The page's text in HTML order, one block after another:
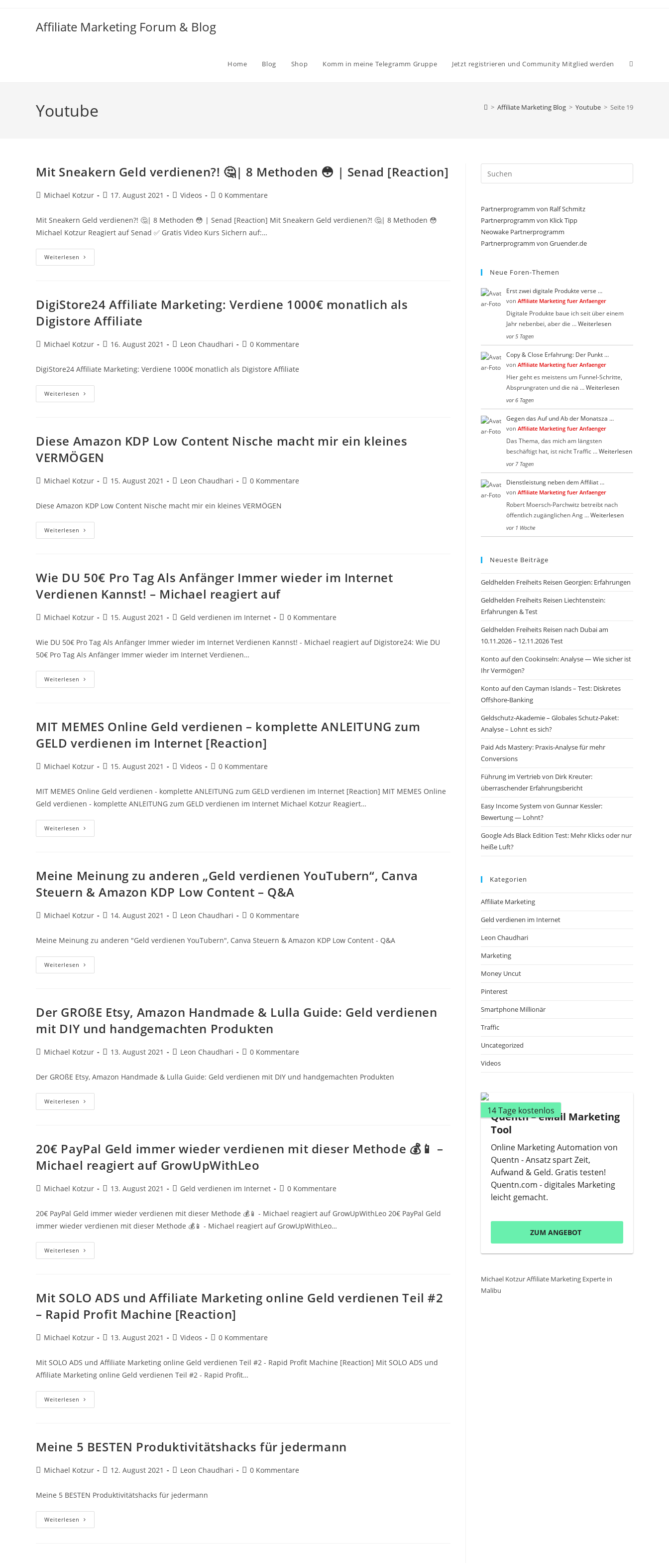
Affiliate Marketing Forum & Blog
Home Blog Shop Komm in meine Telegramm Gruppe Jetzt registrieren und Community Mitglied werden Website-
Youtube > Affiliate Marketing Blog > Youtube > Seite 19
Mit Sneakern Geld verdienen?! 🤔| 8 Methoden 😳 | Senad [Reaction]
Beitrags-
Michael Kotzur
Beitrag
17. August 2021
Beitrags-
Videos
Beitrags-
0 Kommentare
Mit Sneakern Geld verdienen?! 🤔| 8 Methoden 😳 | Senad [Reaction] Mit Sneakern Geld verdienen?! 🤔| 8 Methoden 😳
Michael Kotzur Reagiert auf Senad ✅ Gratis Video Kurs Sichern auf:…
Weiterlesen Mit
Sneakern
Methoden
😳
Senad
[Reaction]
DigiStore24 Affiliate Marketing: Verdiene 1000€ monatlich als
Digistore Affiliate
Beitrags-
Michael Kotzur
Beitrag
16. August 2021
Beitrags-
Leon Chaudhari
Beitrags-
0 Kommentare
DigiStore24 Affiliate Marketing: Verdiene 1000€ monatlich als Digistore Affiliate
Weiterlesen DigiStore24
Affiliate
Digistore
Diese Amazon KDP Low Content Nische macht mir ein kleines
VERMÖGEN
Beitrags-
Michael Kotzur
Beitrag
15. August 2021
Beitrags-
Leon Chaudhari
Beitrags-
0 Kommentare
Diese Amazon KDP Low Content Nische macht mir ein kleines VERMÖGEN
Weiterlesen Diese
Amazon
Macht
Mir
Kleines
VERMÖGEN
Wie DU 50€ Pro Tag Als Anfänger Immer wieder im Internet
Verdienen Kannst! – Michael reagiert auf
Beitrags-
Michael Kotzur
Beitrag
15. August 2021
Beitrags-
Geld verdienen im Internet
Beitrags-
0 Kommentare
Wie DU 50€ Pro Tag Als Anfänger Immer wieder im Internet Verdienen Kannst! - Michael reagiert auf Digistore24: Wie DU
50€ Pro Tag Als Anfänger Immer wieder im Internet Verdienen…
Weiterlesen Wie
DU
Anfänger
Immer
Im
Internet
Kannst!
–
Auf
MIT MEMES Online Geld verdienen – komplette ANLEITUNG zum
GELD verdienen im Internet [Reaction]
Beitrags-
Michael Kotzur
Beitrag
15. August 2021
Beitrags-
Videos
Beitrags-
0 Kommentare
MIT MEMES Online Geld verdienen - komplette ANLEITUNG zum GELD verdienen im Internet [Reaction] MIT MEMES Online
Geld verdienen - komplette ANLEITUNG zum GELD verdienen im Internet Michael Kotzur Reagiert…
Weiterlesen MIT
MEMES
Komplette
ANLEITUNG
GELD
Verdienen
Internet
[Reaction]
Meine Meinung zu anderen „Geld verdienen YouTubern“, Canva
Steuern & Amazon KDP Low Content – Q&A
Beitrags-
Michael Kotzur
Beitrag
14. August 2021
Beitrags-
Leon Chaudhari
Beitrags-
0 Kommentare
Meine Meinung zu anderen "Geld verdienen YouTubern", Canva Steuern & Amazon KDP Low Content - Q&A
Weiterlesen Meine
Meinung
YouTubern“,
Canva
&
Amazon
Low
Content
Der GROßE Etsy, Amazon Handmade & Lulla Guide: Geld verdienen
mit DIY und handgemachten Produkten
Beitrags-
Michael Kotzur
Beitrag
13. August 2021
Beitrags-
Leon Chaudhari
Beitrags-
0 Kommentare
Der GROßE Etsy, Amazon Handmade & Lulla Guide: Geld verdienen mit DIY und handgemachten Produkten
Weiterlesen Der
GROßE
Lulla
Guide:
Geld
Verdienen
Mit
Und
Handgemachten
20€ PayPal Geld immer wieder verdienen mit dieser Methode 💰📱 –
Michael reagiert auf GrowUpWithLeo
Beitrags-
Michael Kotzur
Beitrag
13. August 2021
Beitrags-
Geld verdienen im Internet
Beitrags-
0 Kommentare
20€ PayPal Geld immer wieder verdienen mit dieser Methode 💰📱 - Michael reagiert auf GrowUpWithLeo 20€ PayPal Geld
immer wieder verdienen mit dieser Methode 💰📱 - Michael reagiert auf GrowUpWithLeo…
Weiterlesen 20€
PayPal
Mit
Dieser
💰
📱
Michael
Reagiert
Mit SOLO ADS und Affiliate Marketing online Geld verdienen Teil #2
– Rapid Profit Machine [Reaction]
Beitrags-
Michael Kotzur
Beitrag
13. August 2021
Beitrags-
Videos
Beitrags-
0 Kommentare
Mit SOLO ADS und Affiliate Marketing online Geld verdienen Teil #2 - Rapid Profit Machine [Reaction] Mit SOLO ADS und
Affiliate Marketing online Geld verdienen Teil #2 - Rapid Profit…
Weiterlesen Mit
SOLO
Online
Geld
#2
–
Machine
Meine 5 BESTEN Produktivitätshacks für jedermann
Beitrags-
Michael Kotzur
Beitrag
12. August 2021
Beitrags-
Leon Chaudhari
Beitrags-
0 Kommentare
Meine 5 BESTEN Produktivitätshacks für jedermann
Weiterlesen Meine
5
Escape
Partnerprogramm von Ralf Schmitz
Partnerprogramm von Klick Tipp
Neowake Partnerprogramm
Partnerprogramm von Gruender.de
Neue Foren-Themen
Erst zwei digitale Produkte verse …
von Affiliate Marketing fuer Anfaenger
Digitale Produkte baue ich seit über einem
Jahr nebenbei, aber die …Weiterlesen
vor 5 Tagen
Copy & Close Erfahrung: Der Punkt …
von Affiliate Marketing fuer Anfaenger
Hier geht es meistens um Funnel-Schritte,
Absprungraten und die nä …Weiterlesen
vor 6 Tagen
Gegen das Auf und Ab der Monatsza …
von Affiliate Marketing fuer Anfaenger
Das Thema, das mich am längsten
beschäftigt hat, ist nicht Traffic …Weiterlesen
vor 7 Tagen
Dienstleistung neben dem Affiliat …
von Affiliate Marketing fuer Anfaenger
Robert Moersch-Parchwitz betreibt nach
öffentlich zugänglichen Ang …Weiterlesen
vor 1 Woche
Neueste Beiträge
Geldhelden Freiheits Reisen Georgien: Erfahrungen
Geldhelden Freiheits Reisen Liechtenstein:
Erfahrungen & Test
Geldhelden Freiheits Reisen nach Dubai am
10.11.2026 – 12.11.2026 Test
Konto auf den Cookinseln: Analyse — Wie sicher ist
Ihr Vermögen?
Konto auf den Cayman Islands – Test: Diskretes
Offshore-Banking
Geldschutz-Akademie – Globales Schutz-Paket:
Analyse – Lohnt es sich?
Paid Ads Mastery: Praxis-Analyse für mehr
Conversions
Führung im Vertrieb von Dirk Kreuter:
überraschender Erfahrungsbericht
Easy Income System von Gunnar Kessler:
Bewertung — Lohnt?
Google Ads Black Edition Test: Mehr Klicks oder nur
heiße Luft?
Kategorien
Affiliate Marketing
Geld verdienen im Internet
Leon Chaudhari
Marketing
Money Uncut
Pinterest
Smartphone Millionär
Traffic
Uncategorized
Videos
14 Tage kostenlos
Quentn – eMail Marketing
Tool
Online Marketing Automation von
Quentn - Ansatz spart Zeit,
Aufwand & Geld. Gratis testen!
Quentn.com - digitales Marketing
leicht gemacht.
ZUM ANGEBOT
Michael Kotzur Affiliate Marketing Experte in
Malibu